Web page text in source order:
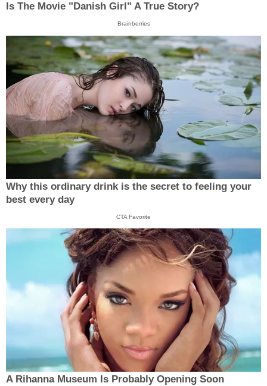
Is The Movie "Danish Girl" A True Story?
Brainberries
Why this ordinary drink is the secret to feeling your
best every day
CTA Favorite
A Rihanna Museum Is Probably Opening Soon